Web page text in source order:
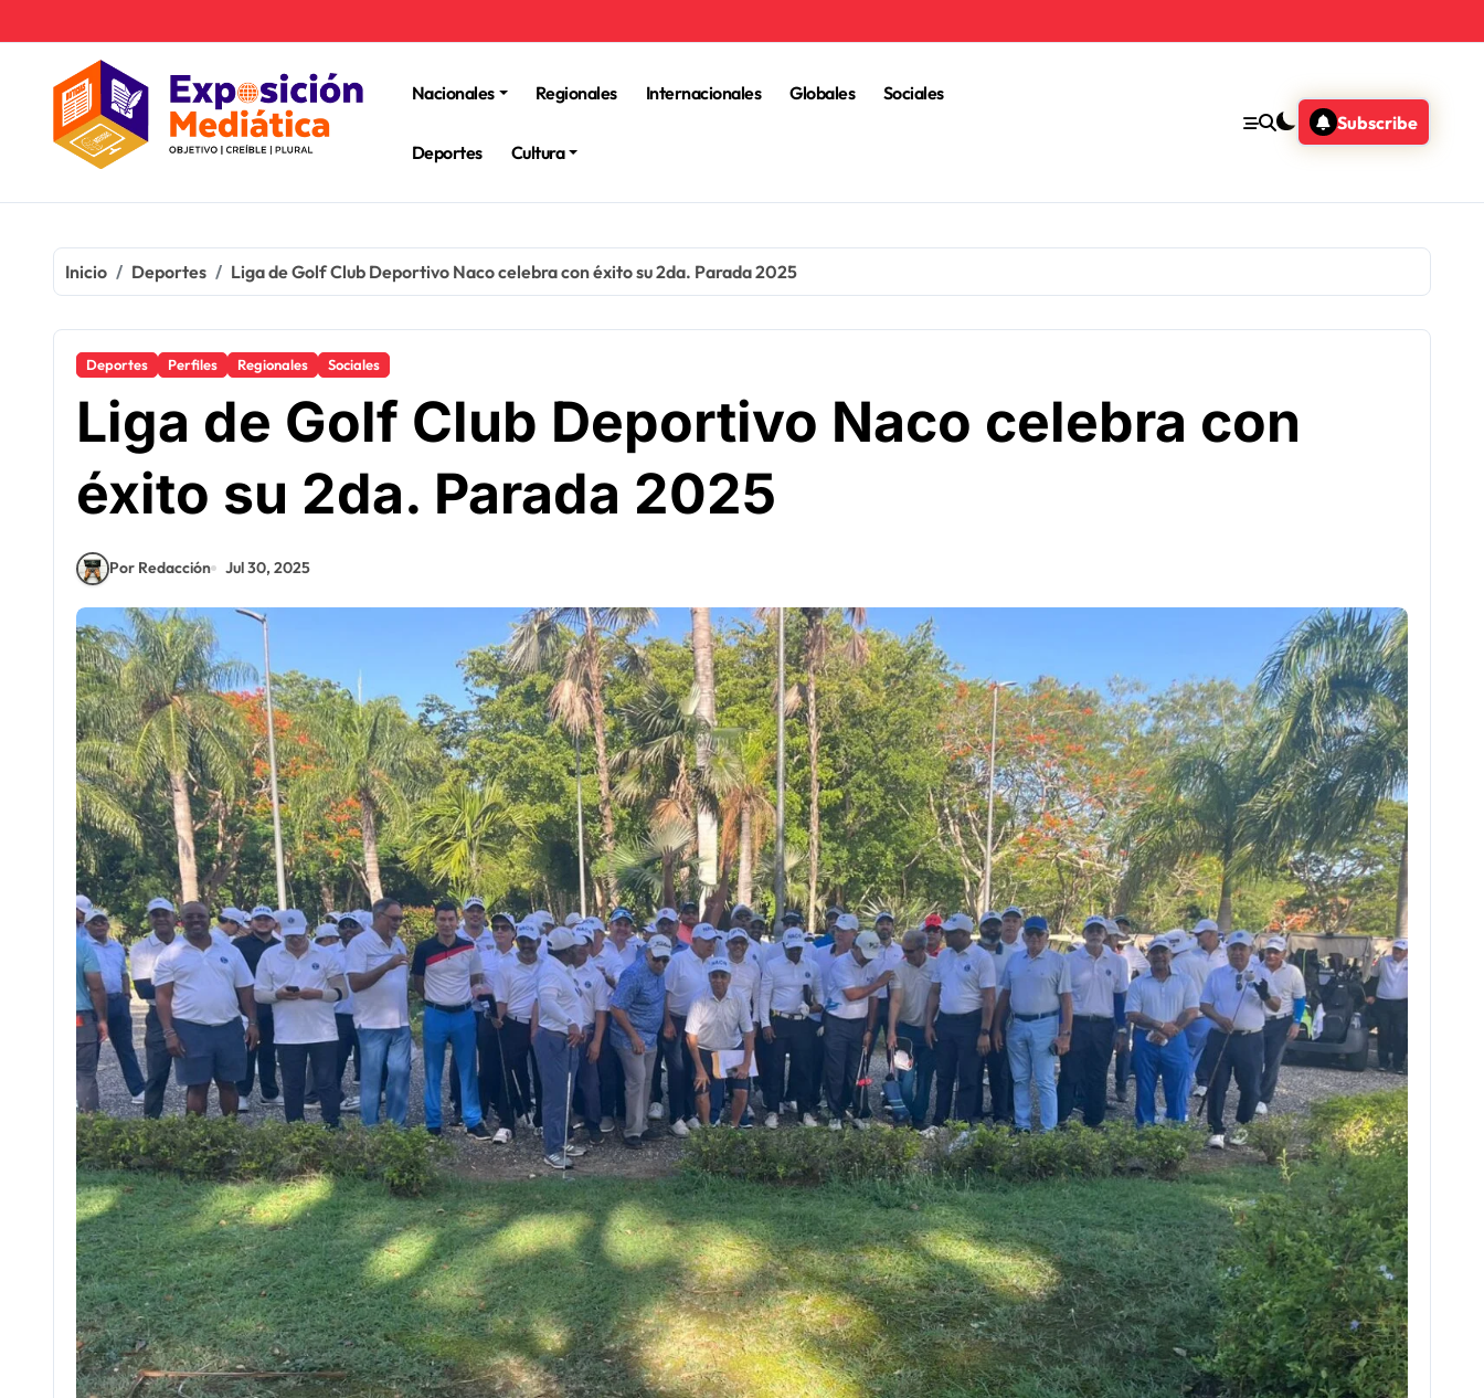
Nacionales
Regionales Internacionales Globales Sociales
Deportes Cultura
Subscribe
Inicio Deportes Liga de Golf Club Deportivo Naco celebra con éxito su 2da. Parada 2025
Deportes Perfiles Regionales Sociales
Liga de Golf Club Deportivo Naco celebra con
éxito su 2da. Parada 2025
Por Redacción Jul 30, 2025